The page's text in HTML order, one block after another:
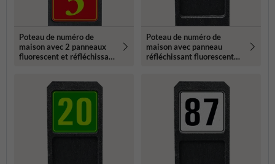
Poteau de numéro de
maison avec 2 panneaux
fluorescent et réfléchissant
Poteau de numéro de
maison avec panneau
réfléchissant fluorescent